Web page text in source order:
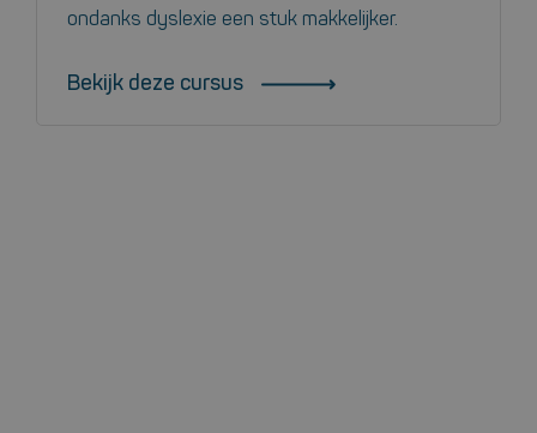
ondanks dyslexie een stuk makkelijker.
Bekijk deze cursus